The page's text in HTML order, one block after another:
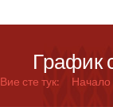
График
Вие сте тук: Начало